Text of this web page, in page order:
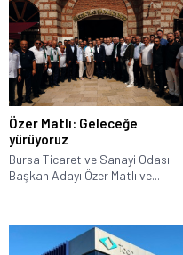
Özer Matlı: Geleceğe
yürüyoruz
Bursa Ticaret ve Sanayi Odası
Başkan Adayı Özer Matlı ve...